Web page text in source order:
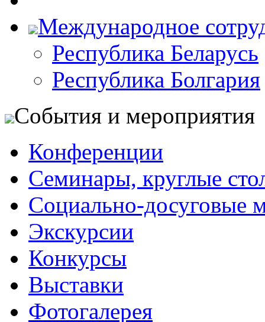
Международное
Республика Беларусь
Республика Болгария
События и мероприятия
Конференции
Семинары, круглые
Социально-досуговые
Экскурсии
Конкурсы
Выставки
Фотогалерея